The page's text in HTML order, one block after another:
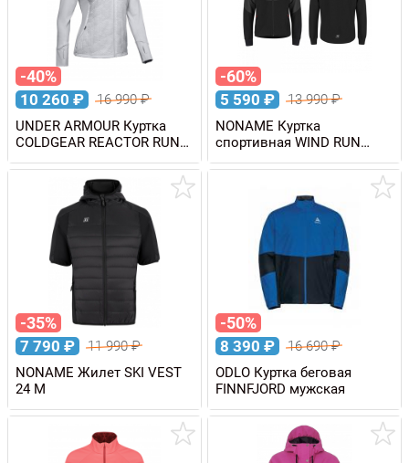
-40%
10 260 ₽ 16 990₽
UNDER ARMOUR Куртка
COLDGEAR REACTOR RUN
INSULATED женская
-60%
5 590 ₽ 13 990₽
NONAME Куртка
спортивная WIND RUN
JACKET мужская
-35%
7 790 ₽ 11 990₽
NONAME Жилет SKI VEST
24 M
-50%
8 390 ₽ 16 690₽
ODLO Куртка беговая
FINNFJORD мужская